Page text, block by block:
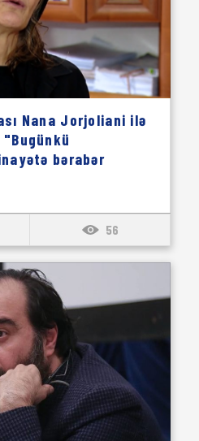
Nana Jorjoliani ilə
bərabər
56